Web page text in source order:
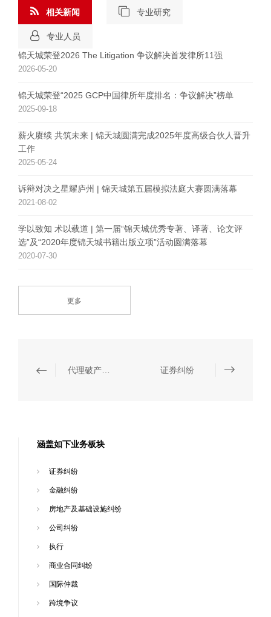
相关新闻
锦天城荣登2026 The Litigation 争议解决首发律所11强
2026-05-20
锦天城荣登“2025 GCP中国律所年度排名：争议解决”榜单
2025-09-18
薪火赓续 共筑未来 | 锦天城圆满完成2025年度高级合伙人晋升
工作
2025-05-24
诉辩对决之星耀庐州 | 锦天城第五届模拟法庭大赛圆满落幕
2021-08-02
学以致知 术以载道 | 第一届“锦天城优秀专著、译著、论文评
选”及“2020年度锦天城书籍出版立项”活动圆满落幕
2020-07-30
更多
专业研究
专业人员
证券纠纷
涵盖如下业务板块
证券纠纷
金融纠纷
房地产及基础设施纠纷
公司纠纷
执行
商业合同纠纷
国际仲裁
跨境争议